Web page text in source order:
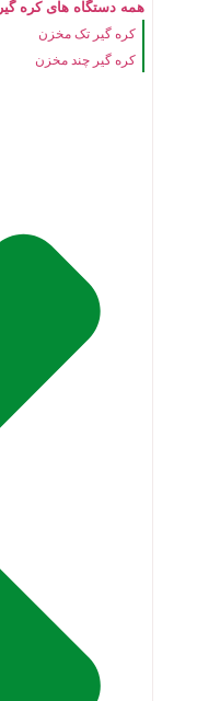
همه دستگاه های کره گیر
کره گیر تک مخزن
کره گیر چند مخزن